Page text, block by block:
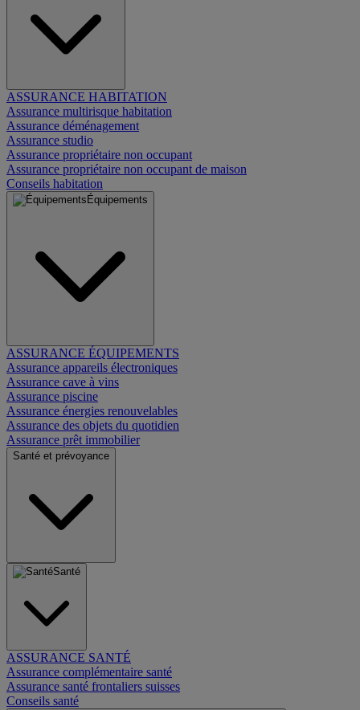
ASSURANCE HABITATION
Assurance multirisque habitation
Assurance déménagement
Assurance studio
Assurance propriétaire non occupant
Assurance propriétaire non occupant de maison
Conseils habitation
Équipements
ASSURANCE ÉQUIPEMENTS
Assurance appareils électroniques
Assurance cave à vins
Assurance piscine
Assurance énergies renouvelables
Assurance des objets du quotidien
Assurance prêt immobilier
Santé et prévoyance
Santé
ASSURANCE SANTÉ
Assurance complémentaire santé
Assurance santé frontaliers suisses
Conseils santé